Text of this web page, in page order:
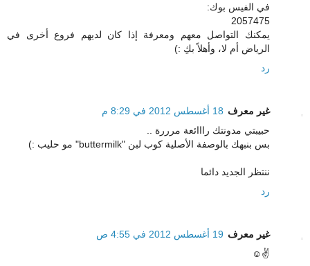
في الفيس بوك:
2057475
يمكنك التواصل معهم ومعرفة إذا كان لديهم فروع أخرى في
الرياض أم لا، وأهلاً بكِ :)
رد
غير معرف 18 أغسطس 2012 في 8:29 م
حبيبتي مدونتك رااائعة مرررة ..
بس بنبهك بالوصفة الأصلية كوب لبن "buttermilk" مو حليب :)
ننتظر الجديد دائما
رد
غير معرف 19 أغسطس 2012 في 4:55 ص
✌☺